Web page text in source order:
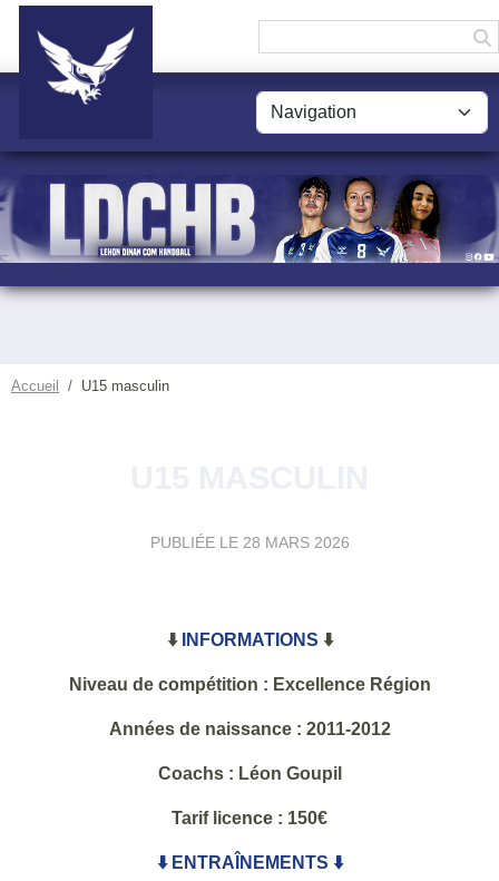
Accueil U15 masculin
PUBLIÉE LE 28 MARS 2026
⬇️ INFORMATIONS ⬇️
Niveau de compétition : Excellence Région
Années de naissance : 2011-2012
Coachs : Léon Goupil
Tarif licence : 150€
⬇️ ENTRAÎNEMENTS ⬇️